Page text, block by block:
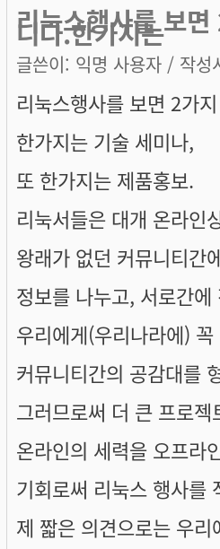
리눅스행사를 보
니다.한가지는
글쓴이: 익명 사용자 / 작성
리눅스행사를 보면 2가
한가지는 기술 세미나,
또 한가지는 제품홍보.
리눅서들은 대개 온라인
왕래가 없던 커뮤니티간
정보를 나누고, 서로간
우리에게(우리나라에)
커뮤니티간의 공감대를
그러므로써 더 큰 프로
온라인의 세력을 오프라
기회로써 리눅스 행사를
제 짧은 의견으로는 우